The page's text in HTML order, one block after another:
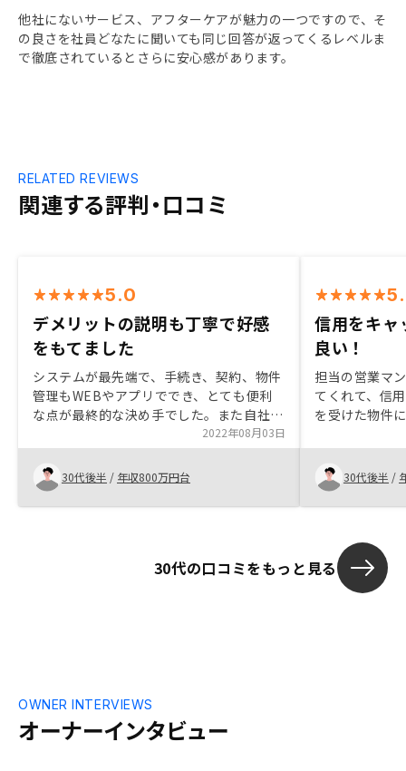
他社にないサービス、アフターケアが魅力の一つですので、そ
の良さを社員どなたに聞いても同じ回答が返ってくるレベルま
で徹底されているとさらに安心感があります。
関連する評判・口コミ
RELATED REVIEWS
5.0
デメリットの説明も丁寧で好感
をもてました
システムが最先端で、手続き、契約、物件
管理もWEBやアプリででき、とても便利
な点が最終的な決め手でした。また自社グ
ループでリノベーションや販売など一貫し
たサービス提供も魅力だと感じ、他社と比
較した上で決めました。
2022年08月03日
30代後半 / 年収800万円台
信用をキャ
良い！
担当の営業マ
てくれて、信
を受けた物件
つ便利そうだ
融機関の融資
手数料がもう
す。
30代後半 /
30代の口コミをもっと見る
オーナーインタビュー
OWNER INTERVIEWS